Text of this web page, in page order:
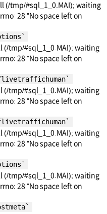
(/tmp/#sql_1_0.MAI); waiting
28 "No space left on
(/tmp/#sql_1_0.MAI); waiting
28 "No space left on
(/tmp/#sql_1_0.MAI); waiting
28 "No space left on
(/tmp/#sql_1_0.MAI); waiting
28 "No space left on
(/tmp/#sql_1_0.MAI); waiting
28 "No space left on